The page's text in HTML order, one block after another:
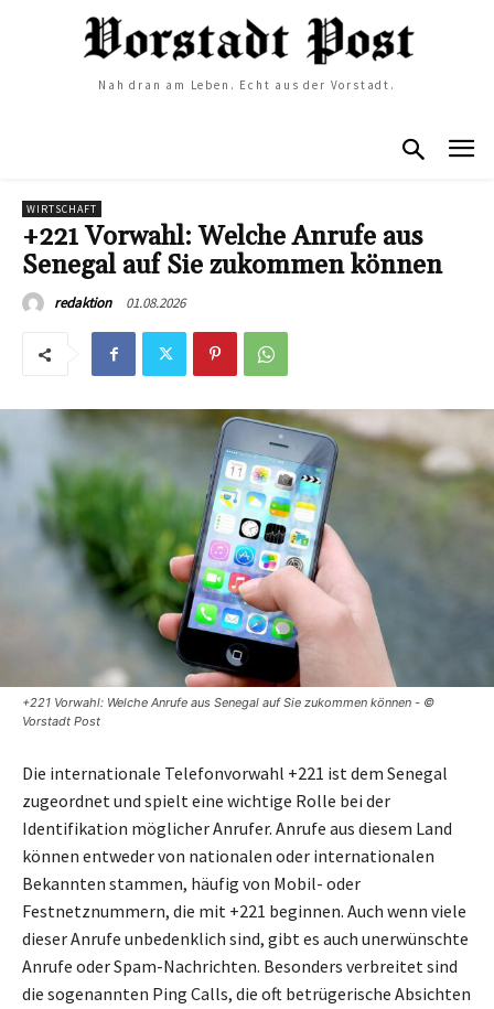
Nah dran am Leben. Echt aus der Vorstadt.
WIRTSCHAFT
+221 Vorwahl: Welche Anrufe aus
Senegal auf Sie zukommen können
redaktion 01.08.2026
+221 Vorwahl: Welche Anrufe aus Senegal auf Sie zukommen können - ©
Vorstadt Post
Die internationale Telefonvorwahl +221 ist dem Senegal
zugeordnet und spielt eine wichtige Rolle bei der
Identifikation möglicher Anrufer. Anrufe aus diesem Land
können entweder von nationalen oder internationalen
Bekannten stammen, häufig von Mobil- oder
Festnetznummern, die mit +221 beginnen. Auch wenn viele
dieser Anrufe unbedenklich sind, gibt es auch unerwünschte
Anrufe oder Spam-Nachrichten. Besonders verbreitet sind
die sogenannten Ping Calls, die oft betrügerische Absichten